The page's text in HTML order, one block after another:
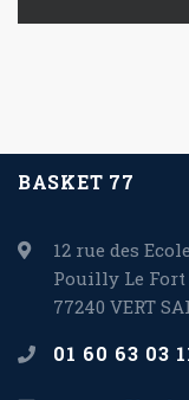
BASKET 77
12 rue des
Pouilly Le Fort
77240 VERT
01 60 63 03